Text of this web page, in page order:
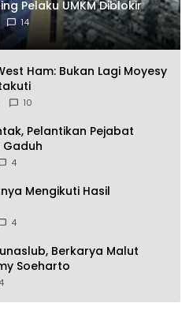
Pelaku UMKM Diblokir
14
Ham: Bukan Lagi Moyesy
10
Pelantikan Pejabat
Gaduh
4
Mengikuti Hasil
4
Berkarya Malut
Soeharto
4